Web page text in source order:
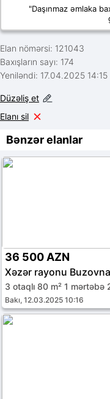
"Daşınmaz əmlaka
Elan nömərsi: 121043
Baxışların sayı: 174
Yeniləndi: 17.04.2025 14:15
Düzəliş et
Elanı sil
Bənzər elanlar
36 500 AZN
Xəzər rayonu Buzovna
3 otaqlı 80 m² 1 mərtəbə
Bakı, 12.03.2025 10:16